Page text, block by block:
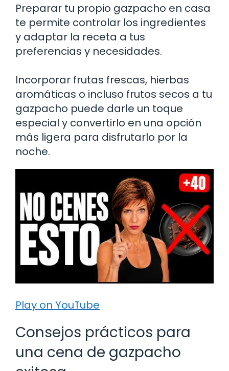
Preparar tu propio gazpacho en casa
te permite controlar los ingredientes
y adaptar la receta a tus
preferencias y necesidades.
Incorporar frutas frescas, hierbas
aromáticas o incluso frutos secos a tu
gazpacho puede darle un toque
especial y convertirlo en una opción
más ligera para disfrutarlo por la
noche.
Play on YouTube
Consejos prácticos para
una cena de gazpacho